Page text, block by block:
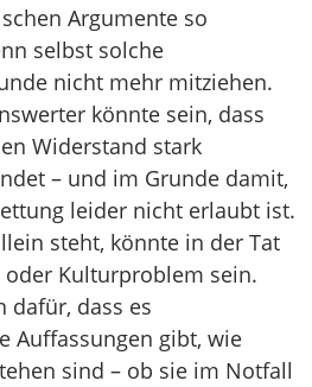
Argumente so
selbst solche
nicht mehr mitziehen.
könnte sein, dass
Widerstand stark
– und im Grunde damit,
leider nicht erlaubt ist.
steht, könnte in der Tat
Kulturproblem sein.
dafür, dass es
Auffassungen gibt, wie
sind – ob sie im Notfall